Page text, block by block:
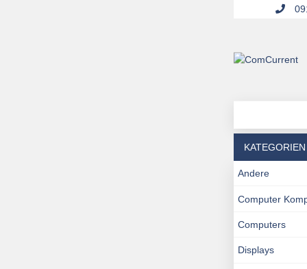
KATEGORIEN
Andere
Computer
Computers
Displays